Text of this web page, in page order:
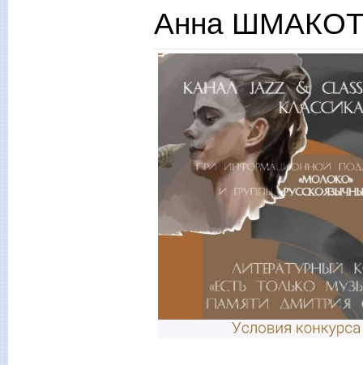
Анна